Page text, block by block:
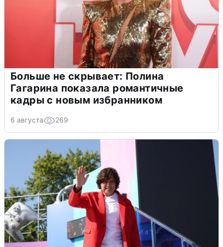
Больше не скрывает: Полина
Гагарина показала романтичные
кадры с новым избранником
6 августа 269